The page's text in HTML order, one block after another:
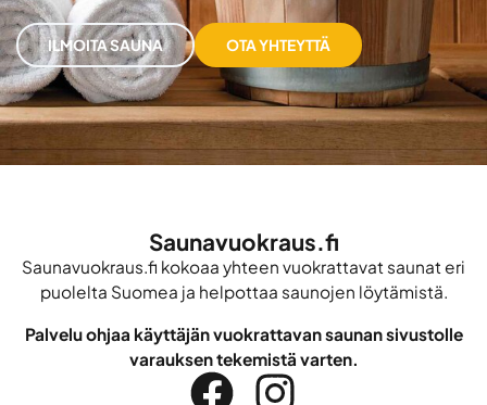
ILMOITA SAUNA OTA YHTEYTTÄ
Saunavuokraus.fi
Saunavuokraus.fi kokoaa yhteen vuokrattavat saunat eri
puolelta Suomea ja helpottaa saunojen löytämistä.
Palvelu ohjaa käyttäjän vuokrattavan saunan sivustolle
varauksen tekemistä varten.